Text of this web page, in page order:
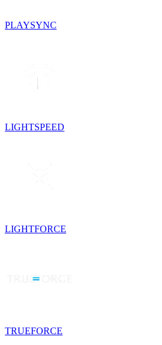
PLAYSYNC
LIGHTSPEED
LIGHTFORCE
TRUEFORCE